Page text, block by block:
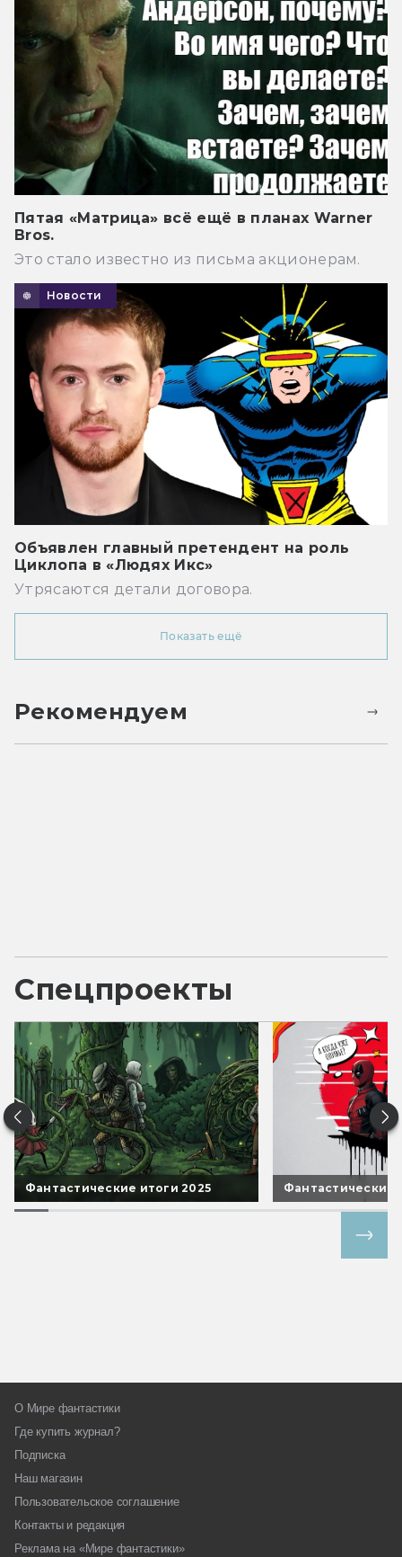
Пятая «Матрица» всё ещё в планах Warner
Bros.
Это стало известно из письма акционерам.
Новости
Объявлен главный претендент на роль
Циклопа в «Людях Икс»
Утрясаются детали договора.
Показать ещё
Рекомендуем
Спецпроекты
Фантастические итоги 2025 Фантастические
О Мире фантастики
Где купить журнал?
Подписка
Наш магазин
Пользовательское соглашение
Контакты и редакция
Реклама на «Мире фантастики»